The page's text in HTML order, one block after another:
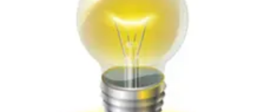
ブログ
読んだ本
動画講座